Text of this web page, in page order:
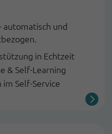
automatisch und
in Echtzeit
& Self-Learning
Self-Service